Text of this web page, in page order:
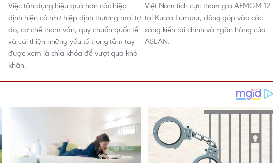
Việc tận dụng hiệu quả hơn các hiệp
định hiện có như hiệp định thương mại tự
do, cơ chế tham vấn, quy chuẩn quốc tế
và cải thiện những yếu tố trong tầm tay
được xem là chìa khóa để vượt qua khó
khăn.
Việt Nam tích cực tham gia AFMGM 12
tại Kuala Lumpur, đóng góp vào các
sáng kiến tài chính và ngân hàng của
ASEAN.